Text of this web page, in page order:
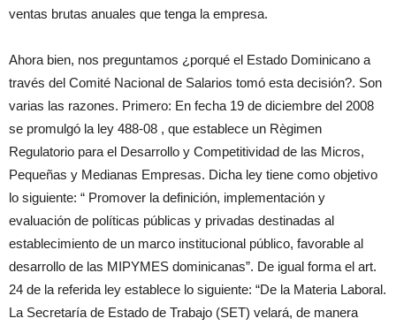
ventas brutas anuales que tenga la empresa.
Ahora bien, nos preguntamos ¿porqué el Estado Dominicano a
través del Comité Nacional de Salarios tomó esta decisión?. Son
varias las razones. Primero: En fecha 19 de diciembre del 2008
se promulgó la ley 488-08 , que establece un Règimen
Regulatorio para el Desarrollo y Competitividad de las Micros,
Pequeñas y Medianas Empresas. Dicha ley tiene como objetivo
lo siguiente: “ Promover la definición, implementación y
evaluación de políticas públicas y privadas destinadas al
establecimiento de un marco institucional público, favorable al
desarrollo de las MIPYMES dominicanas”. De igual forma el art.
24 de la referida ley establece lo siguiente: “De la Materia Laboral.
La Secretaría de Estado de Trabajo (SET) velará, de manera